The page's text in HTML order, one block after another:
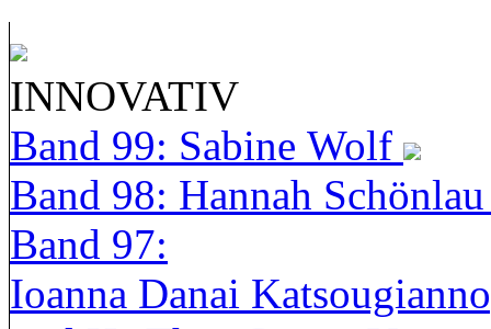
INNOVATIV
Band 99: Sabine Wolf
Band 98: Hannah
Band 97:
Ioanna Danai